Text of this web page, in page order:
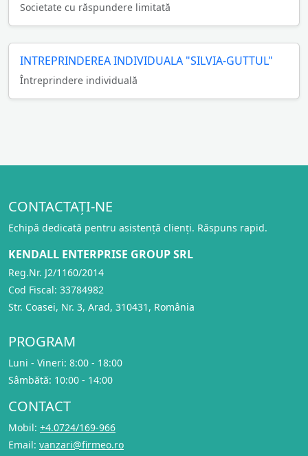
Societate cu răspundere limitată
INTREPRINDEREA INDIVIDUALA "SILVIA-GUTTUL"
Întreprindere individuală
CONTACTAȚI-NE
Echipă dedicată pentru asistență clienți. Răspuns rapid.
KENDALL ENTERPRISE GROUP SRL
Reg.Nr. J2/1160/2014
Cod Fiscal: 33784982
Str. Coasei, Nr. 3, Arad, 310431, România
PROGRAM
Luni - Vineri: 8:00 - 18:00
Sâmbătă: 10:00 - 14:00
CONTACT
Mobil: +4.0724/169-966
Email: vanzari@firmeo.ro